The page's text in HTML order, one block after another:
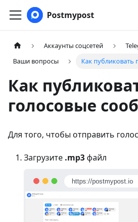
Postmypost
Аккаунты соцсетей
Ваши вопросы
Как публиковать
Как
голосовые
Для того, чтобы отправить
Загрузите .mp3файл
https://postmypost.io